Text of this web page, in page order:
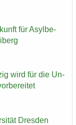
für Asyl­be­
wird für die Un­
Dres­den